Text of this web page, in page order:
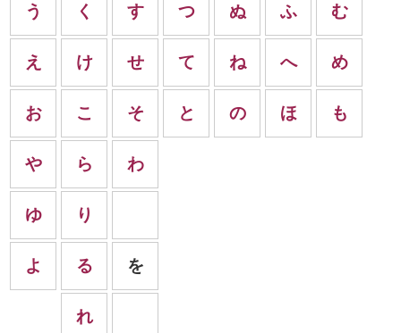
う
え
お
く
け
こ
す
せ
そ
つ
て
と
ぬ
ね
の
ふ
へ
ほ
む
め
も
や
ゆ
よ
ら
り
る
れ
わ
を